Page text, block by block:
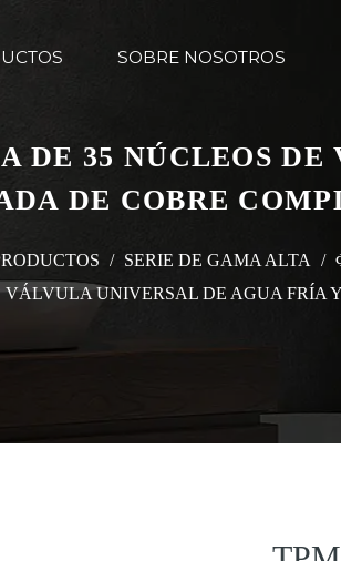
SOBRE NOSOTROS
DE 35 NÚCLEOS
DE COBRE
/ SERIE DE GAMA ALTA /
VÁLVULA UNIVERSAL DE AGUA